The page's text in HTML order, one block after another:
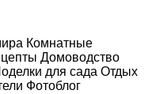
Комнатные
Домоводство
для сада Отдых
Фотоблог